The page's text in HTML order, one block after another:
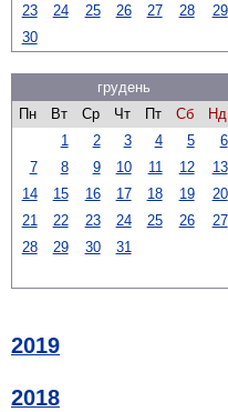
23 24 25 26 27 28
29
30
грудень
Пн
Вт Ср Чт Пт Сб
Нд
1
2 3 4 5
6
7
8 9 10 11 12
13
14
15 16 17 18 19
20
21
22 23 24 25 26
27
28
29 30 31
2019
2018